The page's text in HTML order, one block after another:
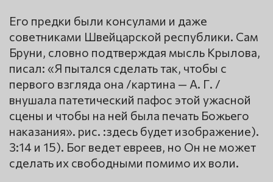
Его предки были консулами и даже
советниками Швейцарской республики. Сам
Бруни, словно подтверждая мысль Крылова,
писал: «Я пытался сделать так, чтобы с
первого взгляда она /картина — А. Г. /
внушала патетический пафос этой ужасной
сцены и чтобы на ней была печать Божьего
наказания». рис. :здесь будет изображение).
3:14 и 15). Бог ведет евреев, но Он не может
сделать их свободными помимо их воли.